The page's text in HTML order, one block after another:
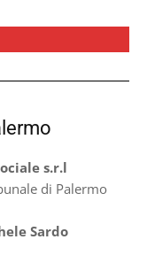
s.r.l
di Palermo
Sardo